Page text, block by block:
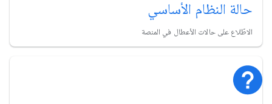
حالة النظام الأساسي
الاطّلاع على حالات الأعطال في المنصة